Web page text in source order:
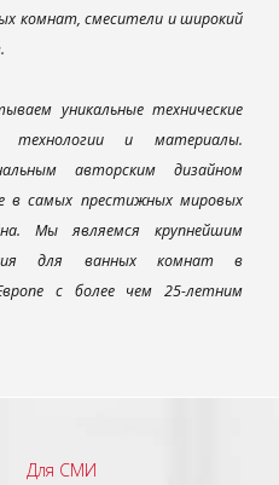
комнат, смесители и широкий
уникальные технические
технологии и материалы.
авторским дизайном
в самых престижных мировых
Мы являемся крупнейшим
для ванных комнат в
с более чем 25-летним
Для СМИ